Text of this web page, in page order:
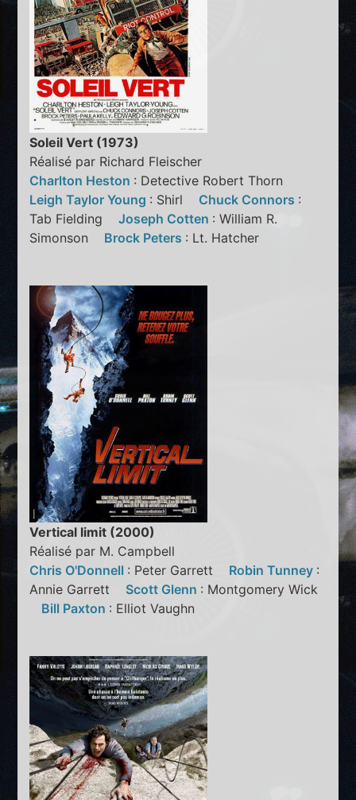
Soleil Vert (1973)
Réalisé par Richard Fleischer
Charlton Heston : Detective Robert Thorn
Leigh Taylor Young : Shirl Chuck Connors :
Tab FieldingJoseph Cotten : William R.
Simonson Brock Peters : Lt. Hatcher
Vertical limit (2000)
Réalisé par M. Campbell
Chris O'Donnell : Peter Garrett Robin Tunney :
Annie Garrett Scott Glenn : Montgomery Wick
Bill Paxton : Elliot Vaughn